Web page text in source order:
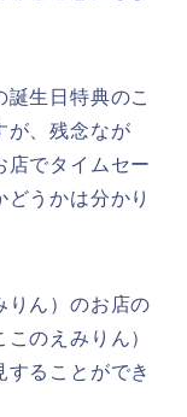
生日特典のこ
が、残念なが
店でタイムセー
うかは分かり
りん）のお店の
のえみりん）
ることができ